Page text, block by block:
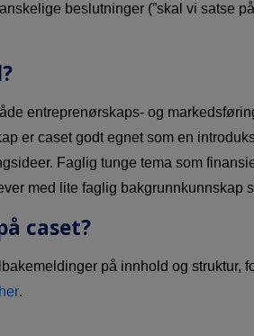
beslutninger (”skal vi satse
entreprenørskaps- og
er caset godt egnet som en
Faglig tunge tema som
med lite faglig bakgrunnkunnskap
caset?
på innhold og struktur,
.